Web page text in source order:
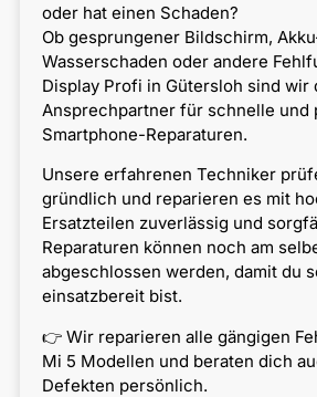
oder hat einen Schaden?
Ob gesprungener Bildschirm,
Wasserschaden oder andere
Display Profi in Gütersloh sind wir
Ansprechpartner für schnelle und
Smartphone-Reparaturen.
Unsere erfahrenen Techniker
gründlich und reparieren es mit
Ersatzteilen zuverlässig und
Reparaturen können noch am
abgeschlossen werden, damit du
einsatzbereit bist.
👉 Wir reparieren alle gängigen
Mi 5 Modellen und beraten dich
Defekten persönlich.